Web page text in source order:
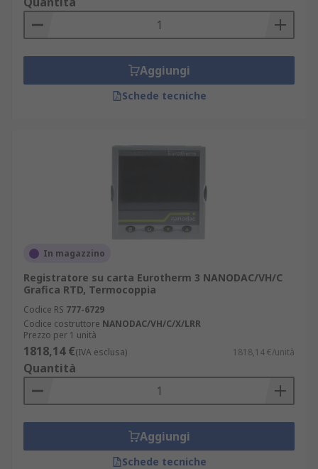
Aggiungi
Schede tecniche
In magazzino
Registratore su carta Eurotherm 3 NANODAC/VH/C
Grafica RTD, Termocoppia
Codice RS 777-6729
Codice costruttore NANODAC/VH/C/X/LRR
Prezzo per 1 unità
1818,14 €(IVA esclusa) 1818,14 €/unità
Quantità
Aggiungi
Schede tecniche